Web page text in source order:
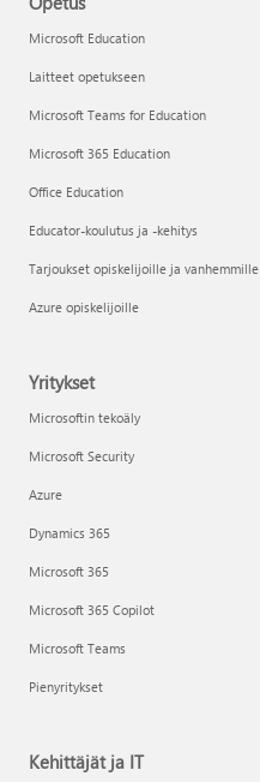
Microsoft Education
Laitteet opetukseen
Microsoft Teams for Education
Microsoft 365 Education
Office Education
Educator-koulutus ja -kehitys
Tarjoukset opiskelijoille ja vanhemmille
Azure opiskelijoille
Yritykset
Microsoftin tekoäly
Microsoft Security
Azure
Dynamics 365
Microsoft 365
Microsoft 365 Copilot
Microsoft Teams
Pienyritykset
Kehittäjät ja IT